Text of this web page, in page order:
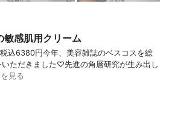
敏感肌用クリーム
込6380円今年、美容雑誌のベスコスを総
ただきました♡先進の角層研究が生み出し
見る